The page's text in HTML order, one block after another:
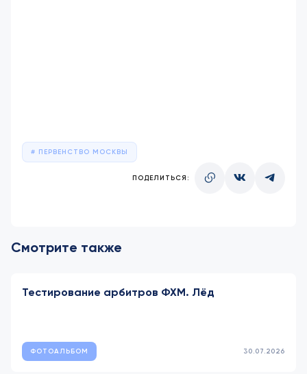
ПЕРВЕНСТВО МОСКВЫ
ПОДЕЛИТЬСЯ:
Смотрите также
Тестирование арбитров ФХМ. Лёд
ФОТОАЛЬБОМ 30.07.2026